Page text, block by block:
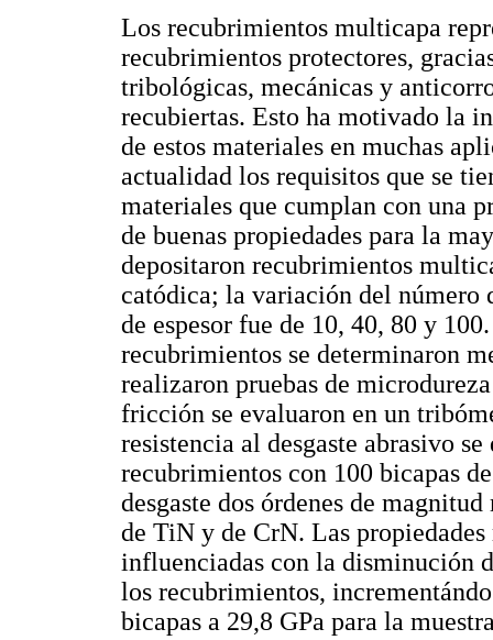
Los recubrimientos multicapa
recubrimientos protectores,
tribológicas, mecánicas y
recubiertas. Esto ha motivado la
de estos materiales en muchas
actualidad los requisitos que se
materiales que cumplan con una
de buenas propiedades para la
depositaron recubrimientos
catódica; la variación del número
de espesor fue de 10, 40, 80 y
recubrimientos se determinaron
realizaron pruebas de
fricción se evaluaron en un
resistencia al desgaste abrasivo
recubrimientos con 100 bicapas
desgaste dos órdenes de
de TiN y de CrN. Las
influenciadas con la disminución
los recubrimientos,
bicapas a 29,8 GPa para la